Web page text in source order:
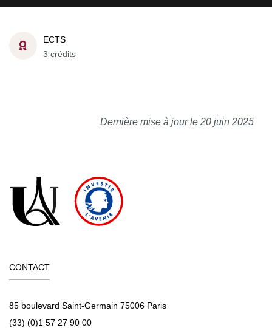
ECTS
3 crédits
Dernière mise à jour le 20 juin 2025
CONTACT
85 boulevard Saint-Germain 75006 Paris
(33) (0)1 57 27 90 00